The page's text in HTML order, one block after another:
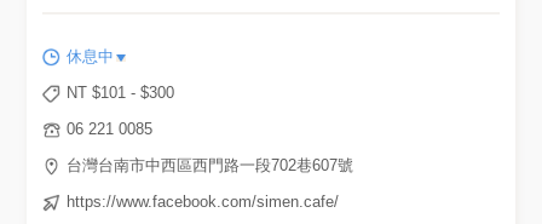
休息中
NT $101 - $300
06 221 0085
台灣台南市中西區西門路一段702巷607號
https://www.facebook.com/simen.cafe/